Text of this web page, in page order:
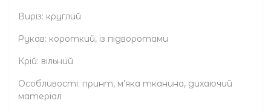
Виріз: круглий
Рукав: короткий, із підворотами
Крій: вільний
Особливості: принт, м’яка тканина, дихаючий
матеріал